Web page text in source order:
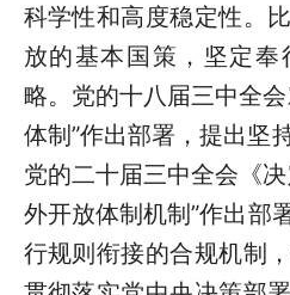
科学性和高度稳定性。
放的基本国策，坚定
略。党的十八届三中全
体制”作出部署，提出坚
党的二十届三中全会《
外开放体制机制”作出部
行规则衔接的合规机制